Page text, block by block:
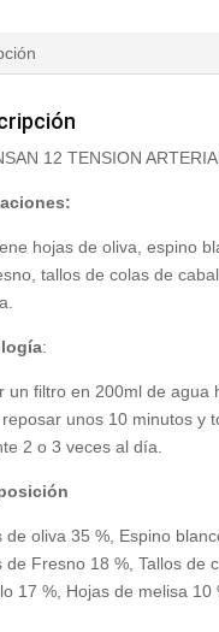
12 TENSION
hojas de oliva, espino
tallos de colas de
:
un filtro en 200ml de agua
unos 10 minutos y
2 o 3 veces al día.
de oliva 35 %, Espino
de Fresno 18 %, Tallos de
17 %, Hojas de melisa 10